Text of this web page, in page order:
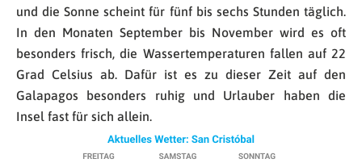
und die Sonne scheint für fünf bis sechs Stunden täglich.
In den Monaten September bis November wird es oft
besonders frisch, die Wassertemperaturen fallen auf 22
Grad Celsius ab. Dafür ist es zu dieser Zeit auf den
Galapagos besonders ruhig und Urlauber haben die
Insel fast für sich allein.